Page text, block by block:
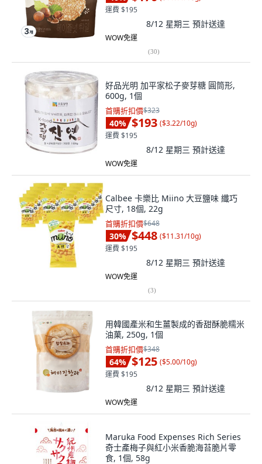
運費 $195
8/12 星期三 預計送達
WOW免運
(30)
好品光明 加平家松子麥芽糖 圓筒形,
600g, 1個
首購折扣價$323
40% $193 ($3.22/10g)
運費 $195
8/12 星期三 預計送達
WOW免運
Calbee 卡樂比 Miino 大豆鹽味 纖巧
尺寸, 18個, 22g
首購折扣價$648
30% $448 ($11.31/10g)
運費 $195
8/12 星期三 預計送達
WOW免運
(3)
用韓國產米和生薑製成的香甜酥脆糯米
油菓, 250g, 1個
首購折扣價$348
64% $125 ($5.00/10g)
運費 $195
8/12 星期三 預計送達
WOW免運
Maruka Food Expenses Rich Series
奇士產梅子與紅小米香脆海苔脆片零
食, 1個, 58g